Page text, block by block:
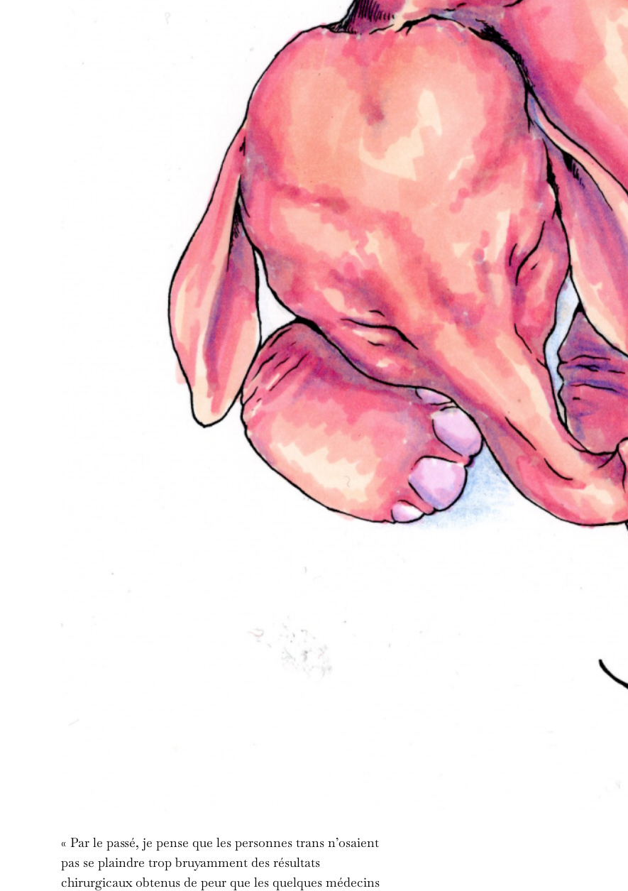
« Par le passé, je pense que les personnes trans n’osaient
pas se plaindre trop bruyamment des résultats
chirurgicaux obtenus de peur que les quelques médecins